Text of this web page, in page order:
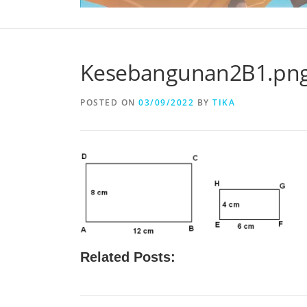
POSTED ON 03/09/2022 BY TIKA
Related Posts: